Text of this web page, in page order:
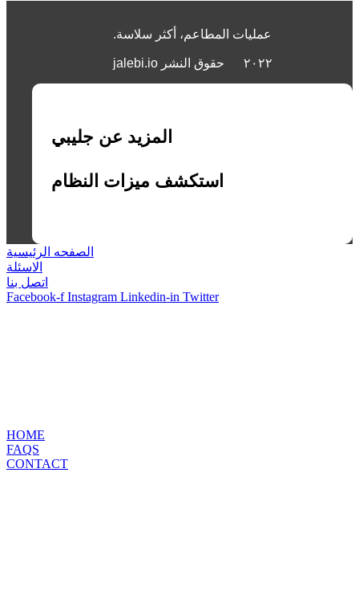
.عمليات المطاعم، أكثر سلاسة
jalebi.io ٢٠٢٢ حقوق النشر
المزيد عن جليبي
استكشف ميزات النظام
الصفحه الرئيسية
الاسئلة
اتصل بنا
Facebook-f Instagram Linkedin-in Twitter
HOME
FAQS
CONTACT